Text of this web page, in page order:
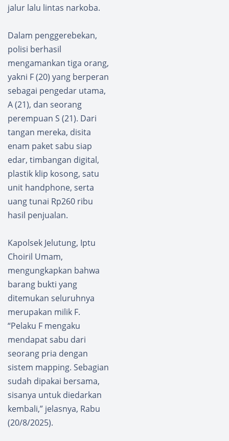
jalur lalu lintas narkoba.
Dalam penggerebekan,
polisi berhasil
mengamankan tiga orang,
yakni F (20) yang berperan
sebagai pengedar utama,
A (21), dan seorang
perempuan S (21). Dari
tangan mereka, disita
enam paket sabu siap
edar, timbangan digital,
plastik klip kosong, satu
unit handphone, serta
uang tunai Rp260 ribu
hasil penjualan.
Kapolsek Jelutung, Iptu
Choiril Umam,
mengungkapkan bahwa
barang bukti yang
ditemukan seluruhnya
merupakan milik F.
“Pelaku F mengaku
mendapat sabu dari
seorang pria dengan
sistem mapping. Sebagian
sudah dipakai bersama,
sisanya untuk diedarkan
kembali,” jelasnya, Rabu
(20/8/2025).